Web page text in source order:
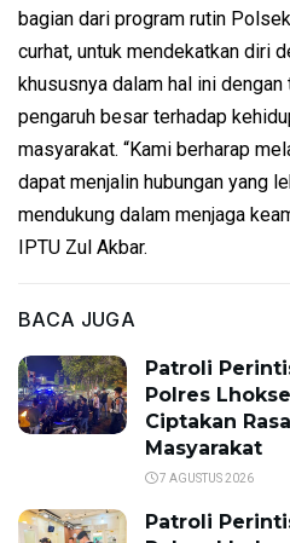
bagian dari program rutin
curhat, untuk mendekatkan diri
khususnya dalam hal ini
pengaruh besar terhadap
masyarakat. “Kami berharap
dapat menjalin hubungan yang
mendukung dalam menjaga
IPTU Zul Akbar.
BACA JUGA
Patroli
Polres
Ciptakan
Masyarakat
7 AGUSTUS 2026
Patroli